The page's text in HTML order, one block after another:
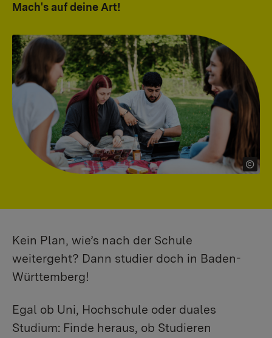
Mach's auf deine Art!
Kein Plan, wie’s nach der Schule
weitergeht? Dann studier doch in Baden-
Württemberg!
Egal ob Uni, Hochschule oder duales
Studium: Finde heraus, ob Studieren